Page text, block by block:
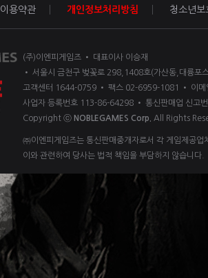
이용약관 개인정보처리방침 청소년보
(주)이엔피게임즈 • 대표이사 이승재
• 서울시 금천구 벚꽃로 298,1408호(가산동,대륭포
고객센터 1644-0759 • 팩스 02-6959-1081 • 이
사업자 등록번호 113-86-64298 • 통신판매업 신고
Copyright ⓒ NOBLEGAMES Corp. All Rights
㈜이엔피게임즈는 통신판매중개자로서 각 게임제공
이와 관련하여 당사는 법적 책임을 부담하지 않습니다.